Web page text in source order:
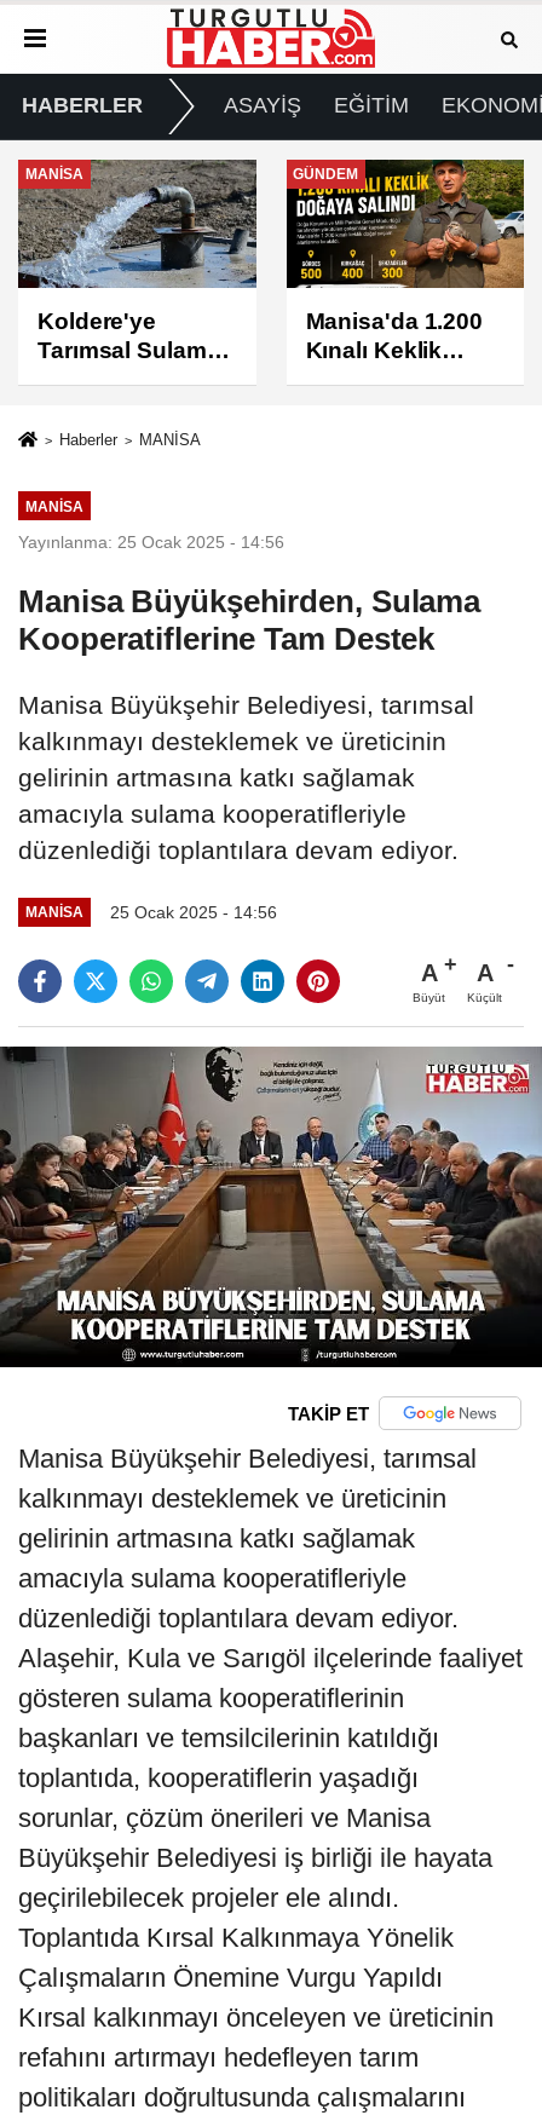
HABERLER ASAYİŞ EĞİTİM
GÜNDEM
Manisa'da 1.200
Kınalı Keklik
Doğaya Salındı
GÜNDEM
Turgutlu'da 8
Ağustos
Cumartesi Günü
Haberler MANİSA
MANİSA
Yayınlanma: 25 Ocak 2025 - 14:56
Manisa Büyükşehirden, Sulama
Kooperatiflerine Tam Destek
Manisa Büyükşehir Belediyesi, tarımsal
kalkınmayı desteklemek ve üreticinin
gelirinin artmasına katkı sağlamak
amacıyla sulama kooperatifleriyle
düzenlediği toplantılara devam ediyor.
MANİSA 25 Ocak 2025 - 14:56
A
Büyüt
A
Küçült
TAKİP ET
Manisa Büyükşehir Belediyesi, tarımsal
kalkınmayı desteklemek ve üreticinin
gelirinin artmasına katkı sağlamak
amacıyla sulama kooperatifleriyle
düzenlediği toplantılara devam ediyor.
Alaşehir, Kula ve Sarıgöl ilçelerinde faaliyet
gösteren sulama kooperatiflerinin
başkanları ve temsilcilerinin katıldığı
toplantıda, kooperatiflerin yaşadığı
sorunlar, çözüm önerileri ve Manisa
Büyükşehir Belediyesi iş birliği ile hayata
geçirilebilecek projeler ele alındı.
Toplantıda Kırsal Kalkınmaya Yönelik
Çalışmaların Önemine Vurgu Yapıldı
Kırsal kalkınmayı önceleyen ve üreticinin
refahını artırmayı hedefleyen tarım
politikaları doğrultusunda çalışmalarını